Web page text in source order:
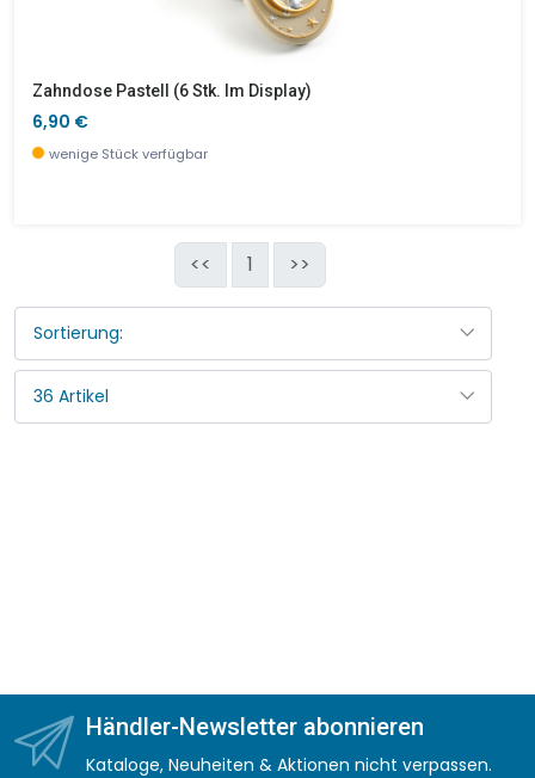
Zahndose Pastell (6 Stk. Im Display)
6,90 €
wenige Stück verfügbar
<< 1 >>
Händler-Newsletter abonnieren
Kataloge, Neuheiten & Aktionen nicht verpassen.